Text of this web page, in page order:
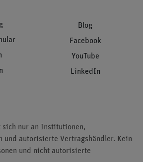
Blog
Facebook
YouTube
LinkedIn
sich nur an Institutionen,
und autorisierte Vertragshändler. Kein
und nicht autorisierte